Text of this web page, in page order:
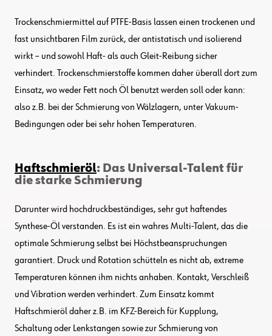
Trockenschmiermittel auf PTFE-Basis lassen einen trockenen und
fast unsichtbaren Film zurück, der antistatisch und isolierend
wirkt – und sowohl Haft- als auch Gleit-Reibung sicher
verhindert. Trockenschmierstoffe kommen daher überall dort zum
Einsatz, wo weder Fett noch Öl benutzt werden soll oder kann:
also z.B. bei der Schmierung von Wälzlagern, unter Vakuum-
Bedingungen oder bei sehr hohen Temperaturen.
Haftschmieröl: Das Universal-Talent für
die starke Schmierung
Darunter wird hochdruckbeständiges, sehr gut haftendes
Synthese-Öl verstanden. Es ist ein wahres Multi-Talent, das die
optimale Schmierung selbst bei Höchstbeanspruchungen
garantiert. Druck und Rotation schütteln es nicht ab, extreme
Temperaturen können ihm nichts anhaben. Kontakt, Verschleiß
und Vibration werden verhindert. Zum Einsatz kommt
Haftschmieröl daher z.B. im KFZ-Bereich für Kupplung,
Schaltung oder Lenkstangen sowie zur Schmierung von